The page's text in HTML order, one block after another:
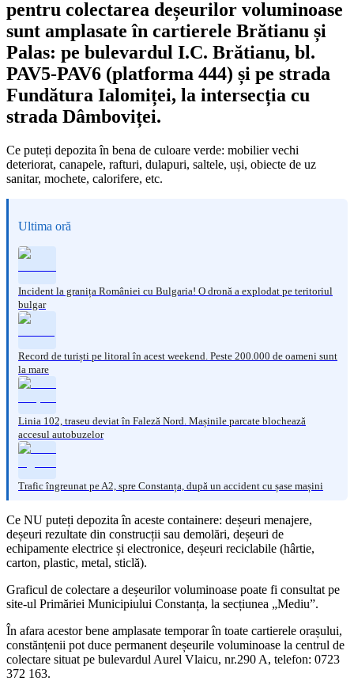
pentru colectarea deșeurilor voluminoase
sunt amplasate în cartierele Brătianu și
Palas: pe bulevardul I.C. Brătianu, bl.
PAV5-PAV6 (platforma 444) și pe strada
Fundătura Ialomiței, la intersecția cu
strada Dâmboviței.
Ce puteți depozita în bena de culoare verde: mobilier vechi
deteriorat, canapele, rafturi, dulapuri, saltele, uși, obiecte de uz
sanitar, mochete, calorifere, etc.
Ultima oră
Incident la granița României cu Bulgaria! O dronă a explodat pe teritoriul
bulgar
Record de turiști pe litoral în acest weekend. Peste 200.000 de oameni sunt
la mare
Linia 102, traseu deviat în Faleză Nord. Mașinile parcate blochează
accesul autobuzelor
Trafic îngreunat pe A2, spre Constanța, după un accident cu șase mașini
Ce NU puteți depozita în aceste containere: deșeuri menajere,
deșeuri rezultate din construcții sau demolări, deșeuri de
echipamente electrice și electronice, deșeuri reciclabile (hârtie,
carton, plastic, metal, sticlă).
Graficul de colectare a deșeurilor voluminoase poate fi consultat pe
site-ul Primăriei Municipiului Constanța, la secțiunea „Mediu”.
În afara acestor bene amplasate temporar în toate cartierele orașului,
constănțenii pot duce permanent deșeurile voluminoase la centrul de
colectare situat pe bulevardul Aurel Vlaicu, nr.290 A, telefon: 0723
372 163.